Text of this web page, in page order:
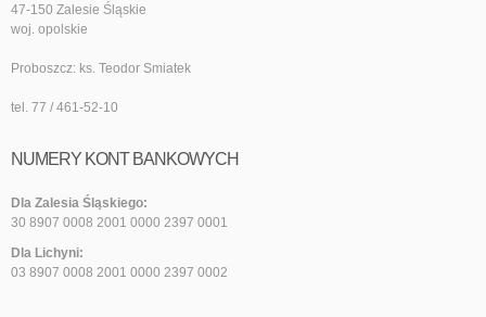
47-150 Zalesie Śląskie
woj. opolskie
Proboszcz: ks. Teodor Smiatek
tel. 77 / 461-52-10
NUMERY KONT BANKOWYCH
Dla Zalesia Śląskiego:
30 8907 0008 2001 0000 2397 0001
Dla Lichyni:
03 8907 0008 2001 0000 2397 0002